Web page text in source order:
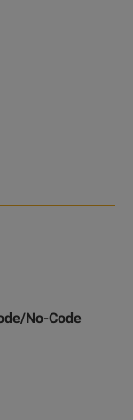
No-Code